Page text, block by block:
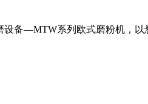
备—MTW系列欧式磨粉机，